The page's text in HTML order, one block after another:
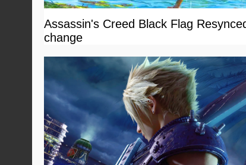
Assassin's Creed Black Flag
change